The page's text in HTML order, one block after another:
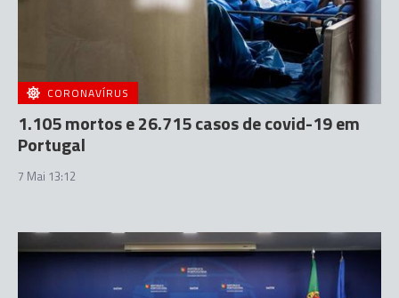
CORONAVÍRUS
1.105 mortos e 26.715 casos de covid-19 em
Portugal
7 Mai 13:12